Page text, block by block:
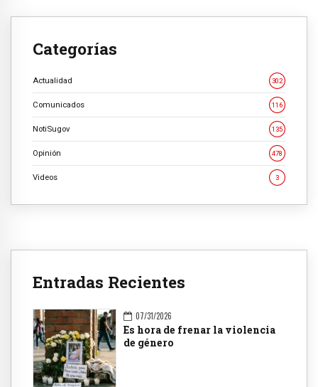
Categorías
Actualidad 302
Comunicados 116
NotiSugov 135
Opinión 478
Videos 3
Entradas Recientes
07/31/2026
Es hora de frenar la violencia
de género